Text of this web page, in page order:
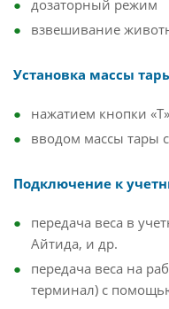
дозаторный режим
взвешивание
Установка массы
нажатием кнопки «T»
вводом массы тары
Подключение к
передача веса в
Айтида, и др.
передача веса на
терминал) с